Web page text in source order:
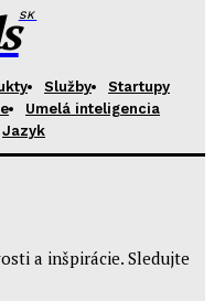
SK
Služby
Startupy
Umelá inteligencia
Jazyk
a inšpirácie. Sledujte